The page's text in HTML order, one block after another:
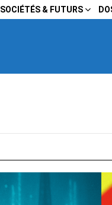
SOCIÉTÉS & FUTURS